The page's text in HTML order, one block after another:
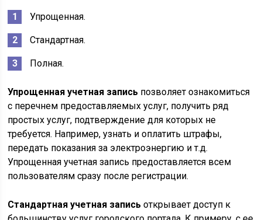
Упрощенная.
Стандартная.
Полная.
Упрощенная учетная запись позволяет ознакомиться
с перечнем предоставляемых услуг, получить ряд
простых услуг, подтверждение для которых не
требуется. Например, узнать и оплатить штрафы,
передать показания за электроэнергию и т.д.
Упрощенная учетная запись предоставляется всем
пользователям сразу после регистрации.
Стандартная учетная запись открывает доступ к